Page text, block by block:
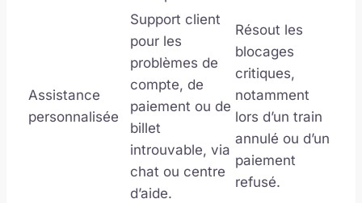
Assistance
personnalisée
Support client
pour les
problèmes de
compte, de
paiement ou de
billet
introuvable, via
chat ou centre
d’aide.
Résout les
blocages
critiques,
notamment
lors d’un train
annulé ou d’un
paiement
refusé.